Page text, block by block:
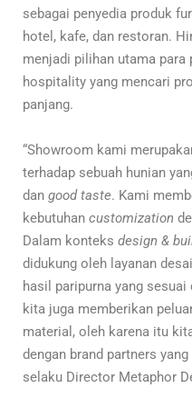
sebagai penyedia produk
hotel, kafe, dan restoran.
menjadi pilihan utama
hospitality yang mencari
panjang.
“Showroom kami
terhadap sebuah hunian
dan good taste. Kami
kebutuhan customization
Dalam konteks design &
didukung oleh layanan
hasil paripurna yang
kita juga memberikan
material, oleh karena itu
dengan brand partners
selaku Director Metaphor